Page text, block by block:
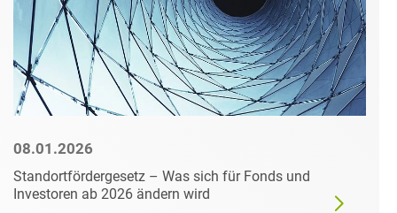
08.01.2026
Standortfördergesetz – Was sich für Fonds und
Investoren ab 2026 ändern wird